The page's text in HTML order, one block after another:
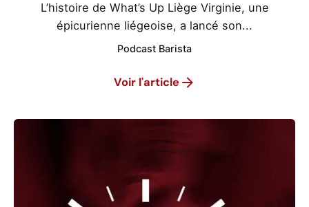
L’histoire de What’s Up Liège Virginie, une
épicurienne liégeoise, a lancé son...
Podcast Barista
Voir l'article